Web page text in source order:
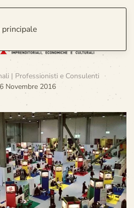
| Professionisti e Consulenti
Novembre 2016